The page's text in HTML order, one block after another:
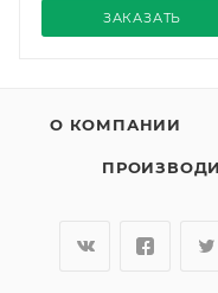
ЗАКАЗАТЬ
О КОМПАНИИ